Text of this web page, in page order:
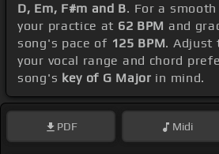
D, Em, F#m and B. For a
your practice at 62 BPM and
song's pace of 125 BPM. Adjust
your vocal range and chord
song's key of G Major in mind.
PDF Midi